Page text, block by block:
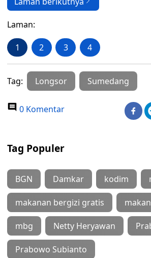
Laman:
1 2 3 4
Tag: Longsor Sumedang
0 Komentar
Tag Populer
BGN Damkar kodim
makanan bergizi gratis
mbg Netty Heryawan
Prabowo Subianto